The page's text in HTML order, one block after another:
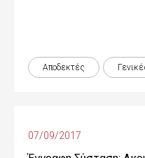
Αποδεκτές
07/09/2017